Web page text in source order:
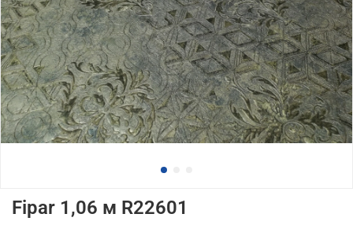
Fipar 1,06 м R22601